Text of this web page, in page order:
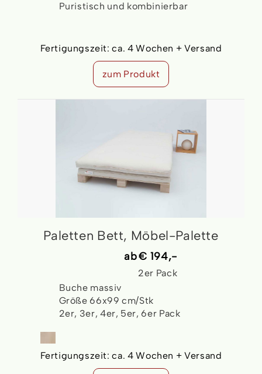
Puristisch und kombinierbar
Fertigungszeit:ca. 4 Wochen + Versand
zum Produkt
Paletten Bett, Möbel-Palette
ab€ 194,-
2er Pack
Buche massiv
Größe 66x99 cm/Stk
2er, 3er, 4er, 5er, 6er Pack
Fertigungszeit:ca. 4 Wochen + Versand